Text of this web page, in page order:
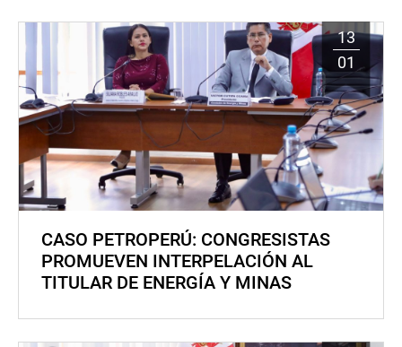
13
01
CASO PETROPERÚ: CONGRESISTAS
PROMUEVEN INTERPELACIÓN AL
TITULAR DE ENERGÍA Y MINAS